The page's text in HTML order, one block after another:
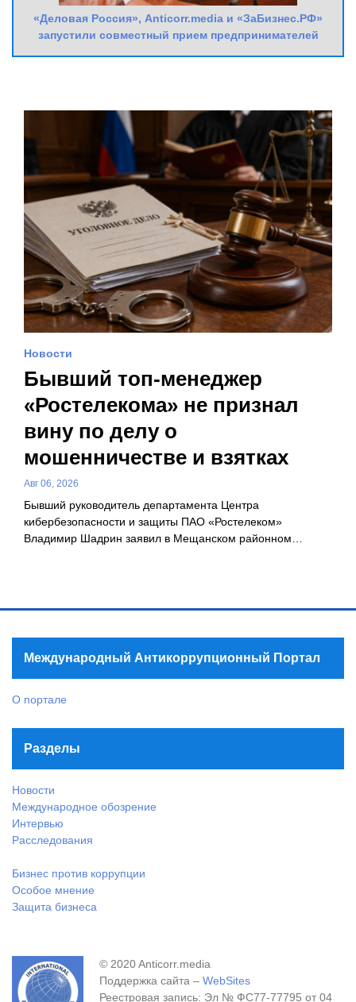
«Деловая Россия», Anticorr.media и «ЗаБизнес.РФ»
запустили совместный прием предпринимателей
Новости
Бывший топ-менеджер
«Ростелекома» не признал
вину по делу о
мошенничестве и взятках
Авг 06, 2026
Бывший руководитель департамента Центра
кибербезопасности и защиты ПАО «Ростелеком»
Владимир Шадрин заявил в Мещанском районном…
Международный Антикоррупционный Портал
О портале
Разделы
Новости
Международное обозрение
Интервью
Расследования
Бизнес против коррупции
Особое мнение
Защита бизнеса
© 2020 Anticorr.media
Поддержка сайта – WebSites
Реестровая запись: Эл № ФС77-77795 от 04